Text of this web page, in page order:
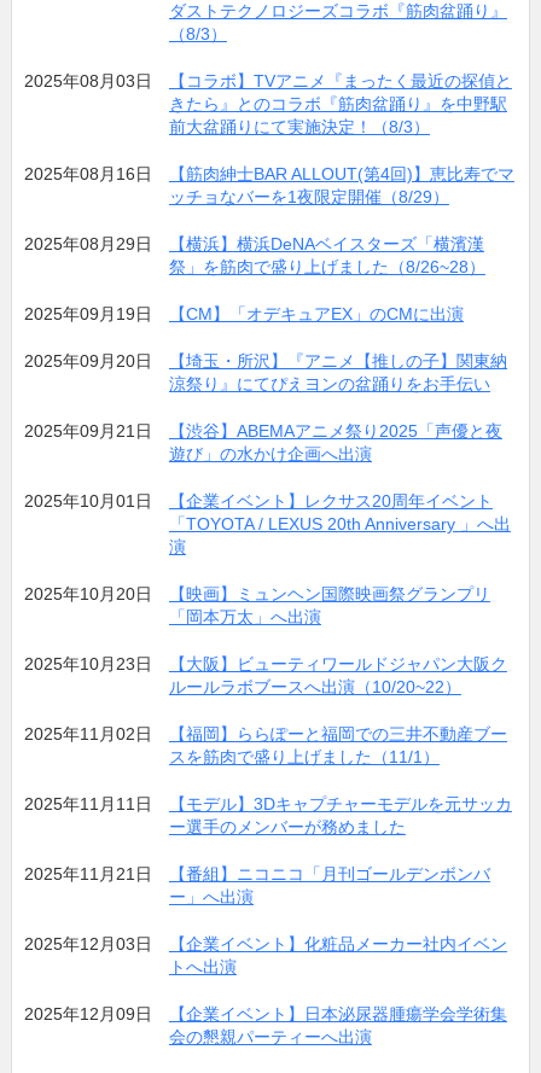
ダストテクノロジーズコラボ『筋肉盆踊り』
（8/3）
2025年08月03日
【コラボ】TVアニメ『まったく最近の探偵と
きたら』とのコラボ『筋肉盆踊り』を中野駅
前大盆踊りにて実施決定！（8/3）
2025年08月16日
【筋肉紳士BAR ALLOUT(第4回)】恵比寿でマ
ッチョなバーを1夜限定開催（8/29）
2025年08月29日
【横浜】横浜DeNAベイスターズ「横濱漢
祭」を筋肉で盛り上げました（8/26~28）
2025年09月19日 【CM】「オデキュアEX」のCMに出演
2025年09月20日
【埼玉・所沢】『アニメ【推しの子】関東納
涼祭り』にてぴえヨンの盆踊りをお手伝い
2025年09月21日
【渋谷】ABEMAアニメ祭り2025「声優と夜
遊び」の水かけ企画へ出演
2025年10月01日
【企業イベント】レクサス20周年イベント
「TOYOTA / LEXUS 20th Anniversary 」へ出
演
2025年10月20日
【映画】ミュンヘン国際映画祭グランプリ
「岡本万太」へ出演
2025年10月23日
【大阪】ビューティワールドジャパン大阪ク
ルールラボブースへ出演（10/20~22）
2025年11月02日
【福岡】ららぽーと福岡での三井不動産ブー
スを筋肉で盛り上げました（11/1）
2025年11月11日
【モデル】3Dキャプチャーモデルを元サッカ
ー選手のメンバーが務めました
2025年11月21日
【番組】ニコニコ「月刊ゴールデンボンバ
ー」へ出演
2025年12月03日
【企業イベント】化粧品メーカー社内イベン
トへ出演
2025年12月09日
【企業イベント】日本泌尿器腫瘍学会学術集
会の懇親パーティーへ出演